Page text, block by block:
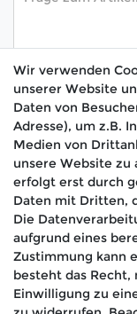
Hiermit
erklärung
🚚
📦
📞
Wir verwenden
unserer Website
Daten von
Adresse), um z.B.
Medien von
unsere Website zu
erfolgt erst durch
Daten mit Dritten,
Die
aufgrund eines
Zustimmung kann
besteht das
Einwilligung zu